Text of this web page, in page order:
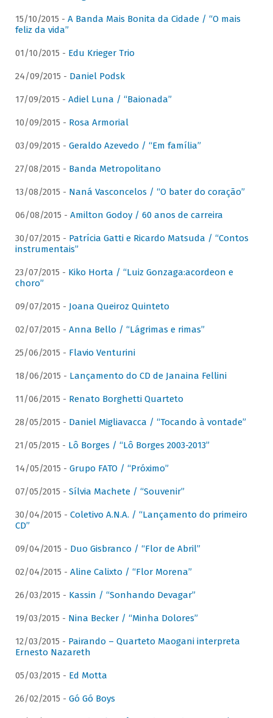
15/10/2015 - A Banda Mais Bonita da Cidade / “O mais
feliz da vida”
01/10/2015 - Edu Krieger Trio
24/09/2015 - Daniel Podsk
17/09/2015 - Adiel Luna / “Baionada”
10/09/2015 - Rosa Armorial
03/09/2015 - Geraldo Azevedo / “Em família”
27/08/2015 - Banda Metropolitano
13/08/2015 - Naná Vasconcelos / “O bater do coração”
06/08/2015 - Amilton Godoy / 60 anos de carreira
30/07/2015 - Patrícia Gatti e Ricardo Matsuda / “Contos
instrumentais”
23/07/2015 - Kiko Horta / “Luiz Gonzaga:acordeon e
choro”
09/07/2015 - Joana Queiroz Quinteto
02/07/2015 - Anna Bello / “Lágrimas e rimas”
25/06/2015 - Flavio Venturini
18/06/2015 - Lançamento do CD de Janaina Fellini
11/06/2015 - Renato Borghetti Quarteto
28/05/2015 - Daniel Migliavacca / “Tocando à vontade”
21/05/2015 - Lô Borges / “Lô Borges 2003-2013”
14/05/2015 - Grupo FATO / “Próximo”
07/05/2015 - Sílvia Machete / “Souvenir”
30/04/2015 - Coletivo A.N.A. / “Lançamento do primeiro
CD”
09/04/2015 - Duo Gisbranco / “Flor de Abril”
02/04/2015 - Aline Calixto / “Flor Morena”
26/03/2015 - Kassin / “Sonhando Devagar”
19/03/2015 - Nina Becker / “Minha Dolores”
12/03/2015 - Pairando – Quarteto Maogani interpreta
Ernesto Nazareth
05/03/2015 - Ed Motta
26/02/2015 - Gó Gó Boys